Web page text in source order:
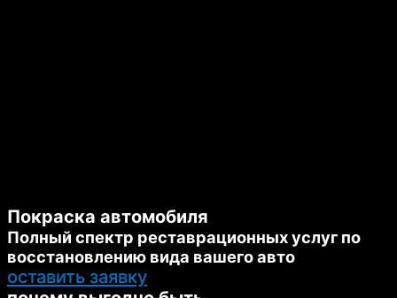
Покраска автомобиля
Полный спектр реставрационных услуг по
восстановлению вида вашего авто
оставить заявку